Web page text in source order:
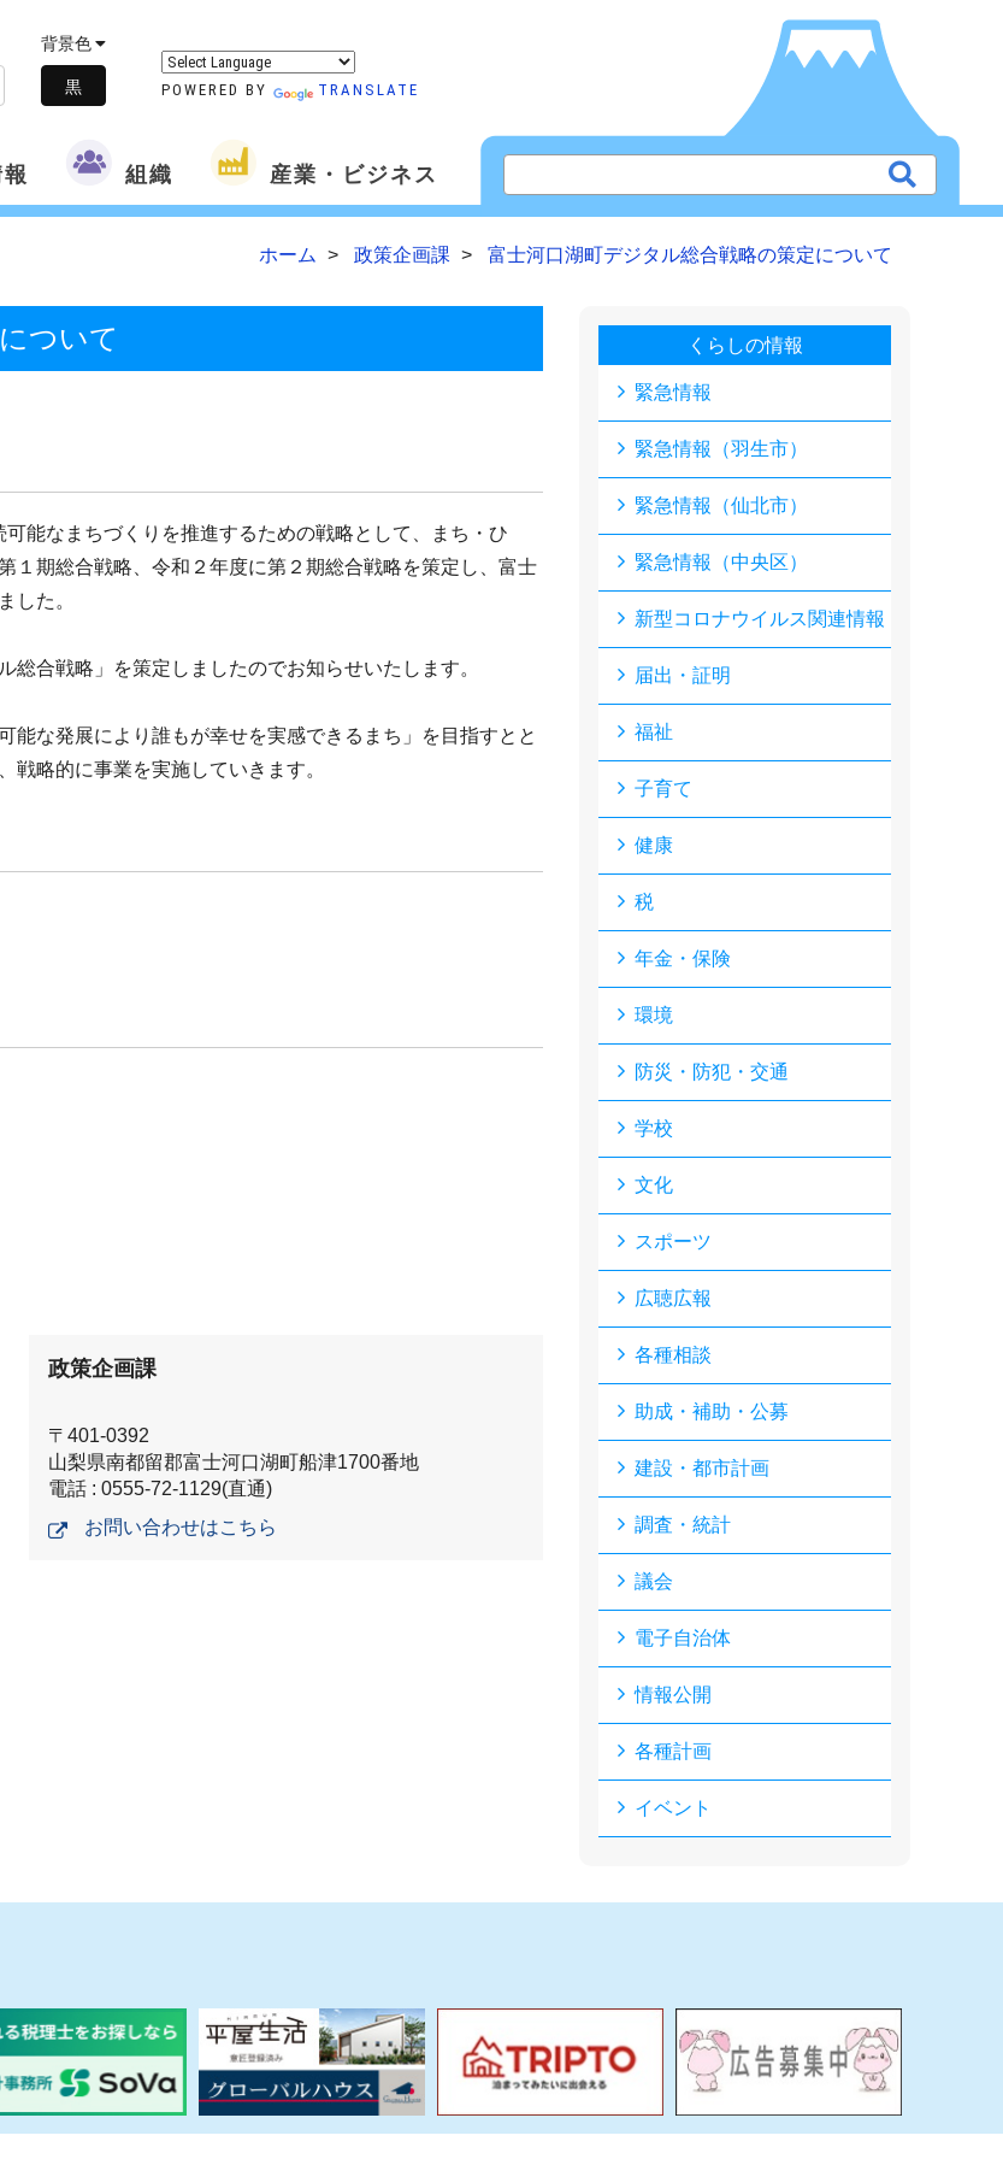
背景色
POWERED BY TRANSLATE
組織 産業・ビジネス
ホーム 政策企画課 富士河口湖町デジタル総合戦略の策定について
ついて
能なまちづくりを推進するための戦略として、まち・ひ
１期総合戦略、令和２年度に第２期総合戦略を策定し、富士
した。
合戦略」を策定しましたのでお知らせいたします。
能な発展により誰もが幸せを実感できるまち」を目指すとと
戦略的に事業を実施していきます。
政策企画課
〒401-0392
山梨県南都留郡富士河口湖町船津1700番地
電話 : 0555-72-1129(直通)
お問い合わせはこちら
くらしの情報
緊急情報
緊急情報（羽生市）
緊急情報（仙北市）
緊急情報（中央区）
新型コロナウイルス関連情報
届出・証明
福祉
子育て
健康
税
年金・保険
環境
防災・防犯・交通
学校
文化
スポーツ
広聴広報
各種相談
助成・補助・公募
建設・都市計画
調査・統計
議会
電子自治体
情報公開
各種計画
イベント